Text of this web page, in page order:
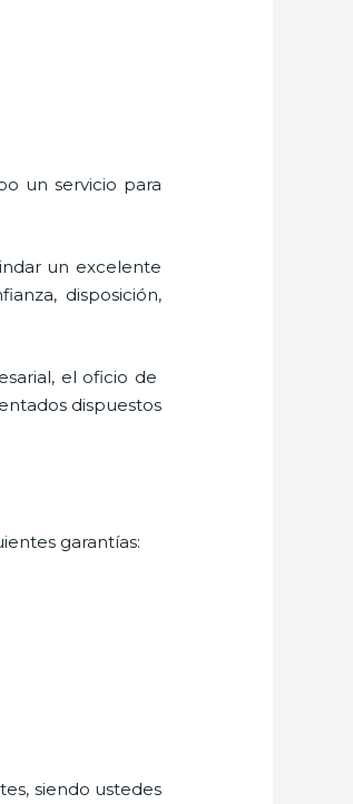
un servicio para
un excelente
disposición,
el oficio de
dispuestos
garantías:
siendo ustedes